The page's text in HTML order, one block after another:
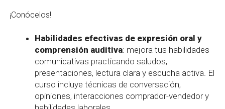
¡Conócelos!
Habilidades efectivas de expresión oral y
comprensión auditiva: mejora tus habilidades
comunicativas practicando saludos,
presentaciones, lectura clara y escucha activa. El
curso incluye técnicas de conversación,
opiniones, interacciones comprador-vendedor y